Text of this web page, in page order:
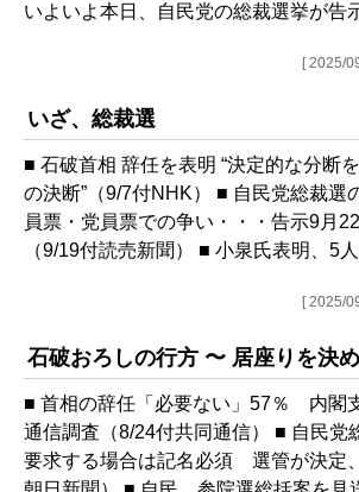
いよいよ本日、自民党の総裁選挙が告
[ 2025/
いざ、総裁選
■ 石破首相 辞任を表明 “決定的な分断
の決断”（9/7付NHK） ■ 自民党総裁選
員票・党員票での争い・・・告示9月
（9/19付読売新聞） ■ 小泉氏表明、5
[ 2025/
石破おろしの行方 〜 居座りを決
■ 首相の辞任「必要ない」57％ 内閣
通信調査（8/24付共同通信） ■ 自民党
要求する場合は記名必須 選管が決定